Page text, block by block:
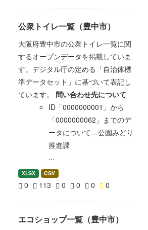
公衆トイレ一覧（豊中市）
大阪府豊中市の公衆トイレ一覧に関
するオープンデータを掲載していま
す。デジタル庁の定める「自治体標
準データセット」に基づいて表記し
ています。 問い合わせ先について
ID「0000000001」から
「0000000062」までのデ
ータについて…公園みどり
推進課
...
XLSX CSV
0 113 0 0 0 0
エコショップ一覧（豊中市）